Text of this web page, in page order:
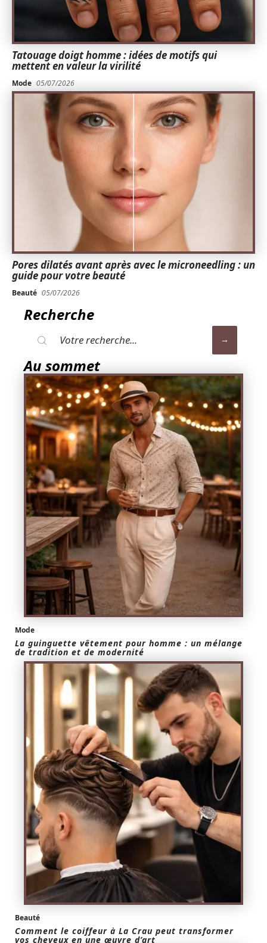
Tatouage doigt homme : idées de motifs qui
mettent en valeur la virilité
Mode 05/07/2026
Pores dilatés avant après avec le microneedling : un
guide pour votre beauté
Beauté 05/07/2026
Recherche
Au sommet
Mode
La guinguette vêtement pour homme : un mélange
de tradition et de modernité
Beauté
Comment le coiffeur à La Crau peut transformer
vos cheveux en une œuvre d’art